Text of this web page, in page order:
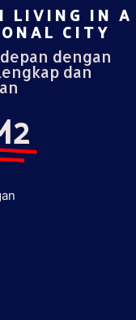
LIVING IN A
CITY​
dengan
dan